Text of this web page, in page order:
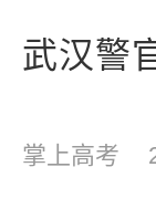
武汉警
掌上高考